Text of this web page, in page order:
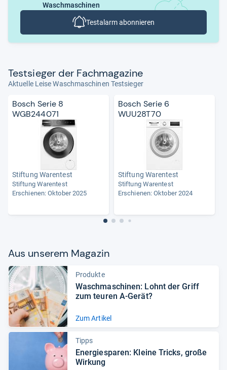
Waschmaschinen
Testalarm abonnieren
Test­sie­ger der Fach­ma­ga­zine
Aktuelle Leise Waschmaschinen Testsieger
Bosch Serie 8
WGB244071
Stiftung Warentest
Stiftung Warentest
Erschienen: Oktober 2025
Bosch Serie 6
WUU28T70
Stiftung Warentest
Stiftung Warentest
Erschienen: Oktober 2024
Aus unse­rem Maga­zin
Produkte
Wasch­ma­schi­nen: Lohnt der Griff
zum teu­ren A-​Gerät?
Zum Artikel
Tipps
Ener­gie­spa­ren: Kleine Tricks, große
Wir­kung